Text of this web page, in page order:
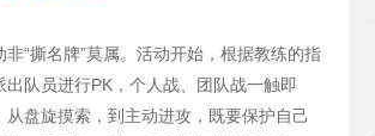
非“撕名牌”莫属。活动开始，根据教练的指
出队员进行PK，个人战、团队战一触即
从盘旋摸索，到主动进攻，既要保护自己